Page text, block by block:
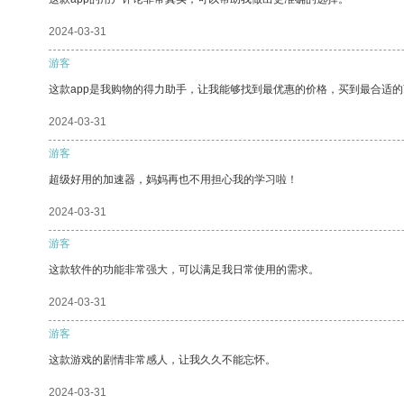
2024-03-31
游客
这款app是我购物的得力助手，让我能够找到最优惠的价格，买到最合适
2024-03-31
游客
超级好用的加速器，妈妈再也不用担心我的学习啦！
2024-03-31
游客
这款软件的功能非常强大，可以满足我日常使用的需求。
2024-03-31
游客
这款游戏的剧情非常感人，让我久久不能忘怀。
2024-03-31